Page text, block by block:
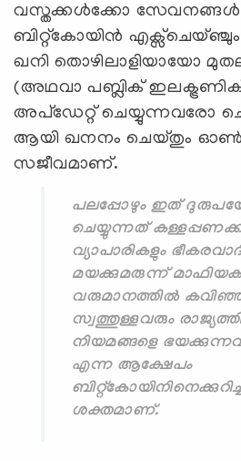
വസ്തക്കൾക്കോ
ബിറ്റ്കോയിൻ
ഖനി തൊഴിലാളിയായോ
(അഥവാ പബ്ലിക്
അപ്ഡേറ്റ് ചെയ്യുന്നവരോ
ആയി ഖനനം ചെയ്തും
സജീവമാണ്.
പലപ്പോഴും ഇത്
ചെയ്യുന്നത്
വ്യാപാരികളും
മയക്കുമരുന്ന്
വരുമാനത്തിൽ
സ്വത്തുള്ളവരും
നിയമങ്ങളെ
എന്ന ആക്ഷേപം
ശക്തമാണ്.